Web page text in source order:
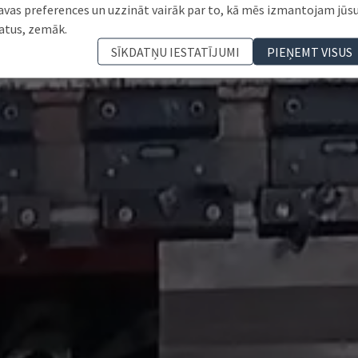
preferences un uzzināt vairāk par to, kā mēs izmantojam
zemāk.
SĪKDATŅU IESTATĪJUMI
PIEŅEMT VISUS